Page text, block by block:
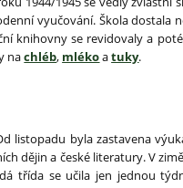
vyučování. Škola dostala
knihovny se revidovaly a
nachléb, mlékoatuky.
listopadu byla zastavena
dějin a české literatury. V
třída se učila jen jednou